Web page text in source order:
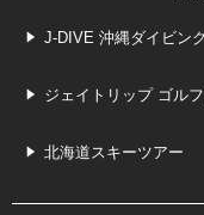
J-DIVE 沖縄ダイビン
ジェイトリップ ゴル
北海道スキーツアー